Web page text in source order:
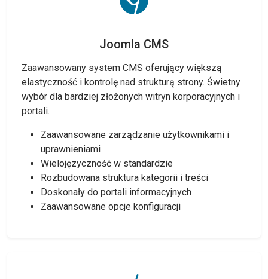
Joomla CMS
Zaawansowany system CMS oferujący większą
elastyczność i kontrolę nad strukturą strony. Świetny
wybór dla bardziej złożonych witryn korporacyjnych i
portali.
Zaawansowane zarządzanie użytkownikami i
uprawnieniami
Wielojęzyczność w standardzie
Rozbudowana struktura kategorii i treści
Doskonały do portali informacyjnych
Zaawansowane opcje konfiguracji